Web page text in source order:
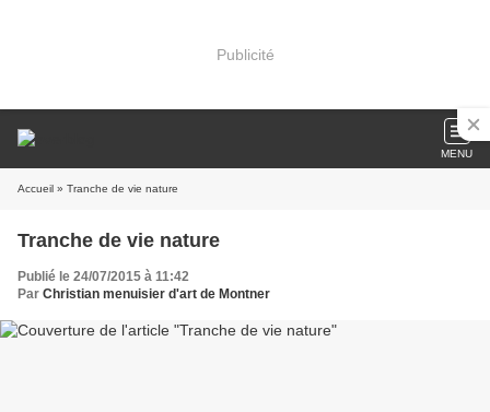
Publicité
MENU
Accueil » Tranche de vie nature
Tranche de vie nature
Publié le 24/07/2015 à 11:42
Par Christian menuisier d'art de Montner